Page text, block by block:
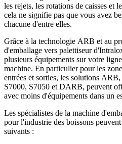
les rejets, les rotations de caisses et
cela ne signifie pas que vous avez
chacune d'entre elles.
Grâce à la technologie ARB et au
d'emballage vers palettiseur
plusieurs équipements sur votre
machine. En particulier pour les
entrées et sorties, les solutions
S7000, S7050 et DARB, peuvent
avec moins d'équipements dans un
Les spécialistes de la machine
pour l'industrie des boissons
suivants :